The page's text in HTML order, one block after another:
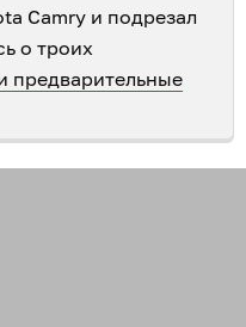
Camry и подрезал
о троих
предварительные